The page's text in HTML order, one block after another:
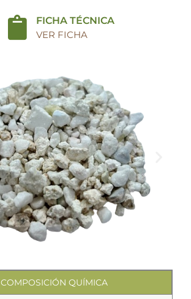
FICHA TÉCNICA
VER FICHA
COMPOSICIÓN QUÍMICA